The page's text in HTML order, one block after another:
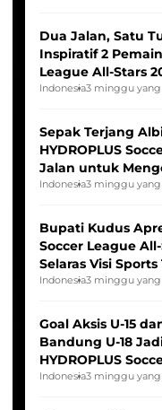
Dua Jalan, Satu
Inspiratif 2
League All-Stars
Seleksi Timnas
Indonesia3 minggu
Sepak Terjang
HYDROPLUS
Jalan untuk
Indonesia Putri
Indonesia3 minggu
Bupati Kudus
Soccer League
Selaras Visi Sports
Indonesia3 minggu
Goal Aksis U-15
Bandung U-18
HYDROPLUS
2025/2026
Indonesia3 minggu